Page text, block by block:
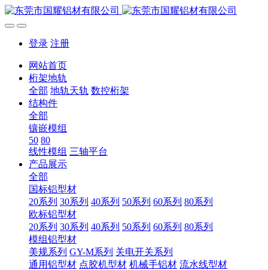
登录 注册
网站首页
桁架地轨
全部 地轨天轨 数控桁架
结构件
全部
镶嵌模组
50 80
线性模组 三轴平台
产品展示
全部
国标铝型材
20系列 30系列 40系列 50系列 60系列 80系列
欧标铝型材
20系列 30系列 40系列 50系列 60系列 80系列
模组铝型材
美规系列 GY-M系列 关电开关系列
通用铝型材 点胶机型材 机械手铝材 流水线型材